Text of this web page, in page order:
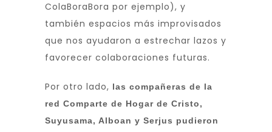
ColaBoraBora por ejemplo), y
también espacios más improvisados
que nos ayudaron a estrechar lazos y
favorecer colaboraciones futuras.
Por otro lado, las compañeras de la
red Comparte de Hogar de Cristo,
Suyusama, Alboan y Serjus pudieron